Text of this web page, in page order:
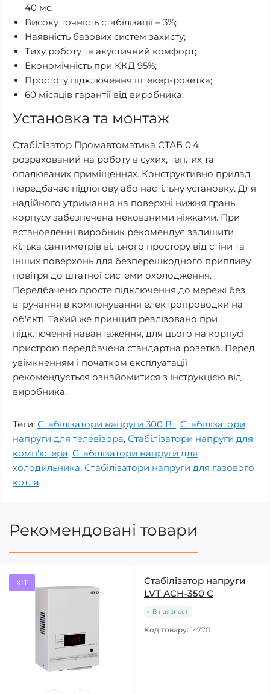
40 мс;
Високу точність стабілізації – 3%;
Наявність базових систем захисту;
Тиху роботу та акустичний комфорт;
Економічність при ККД 95%;
Простоту підключення штекер-розетка;
60 місяців гарантії від виробника.
Установка та монтаж
Стабілізатор Промавтоматика СТАБ 0,4
розрахований на роботу в сухих, теплих та
опалюваних приміщеннях. Конструктивно прилад
передбачає підлогову або настільну установку. Для
надійного утримання на поверхні нижня грань
корпусу забезпечена нековзними ніжками. При
встановленні виробник рекомендує залишити
кілька сантиметрів вільного простору від стіни та
інших поверхонь для безперешкодного припливу
повітря до штатної системи охолодження.
Передбачено просте підключення до мережі без
втручання в компонування електропроводки на
об'єкті. Такий же принцип реалізовано при
підключенні навантаження, для цього на корпусі
пристрою передбачена стандартна розетка. Перед
увімкненням і початком експлуатації
рекомендується ознайомитися з інструкцією від
виробника.
Теги: Стабілізатори напруги 300 Вт, Стабілізатори
напруги для телевізора, Стабілізатори напруги для
комп'ютера, Стабілізатори напруги для
холодильника, Стабілізатори напруги для газового
котла
Рекомендовані товари
ХІТ
Стабілізатор напруги
LVT АСН-350 С
В наявності
Код товару: 14770